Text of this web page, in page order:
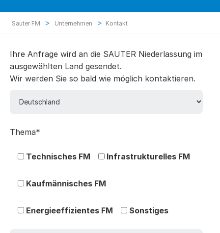
Sauter FM > Unternehmen > Kontakt
Ihre Anfrage wird an die SAUTER Niederlassung im
ausgewählten Land gesendet.
Wir werden Sie so bald wie möglich kontaktieren.
Thema*
Technisches FM Infrastrukturelles FM
Kaufmännisches FM
Energieeffizientes FM Sonstiges